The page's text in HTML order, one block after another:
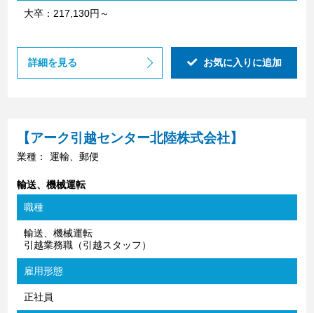
大卒：217,130円～
詳細を見る お気に入りに追加
【アーク引越センター北陸株式会社】
業種： 運輸、郵便
輸送、機械運転
職種
輸送、機械運転
引越業務職（引越スタッフ）
雇用形態
正社員